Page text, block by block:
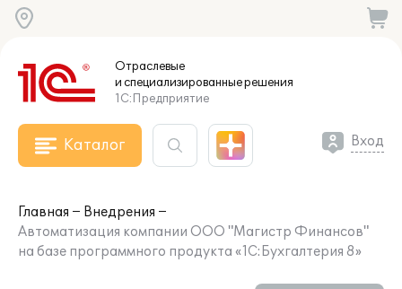
Отраслевые
и специализированныерешения
1С:Предприятие
Каталог Вход
Главная
Внедрения
Автоматизация компании ООО "Магистр Финансов"
на базе программного продукта «1С:Бухгалтерия 8»